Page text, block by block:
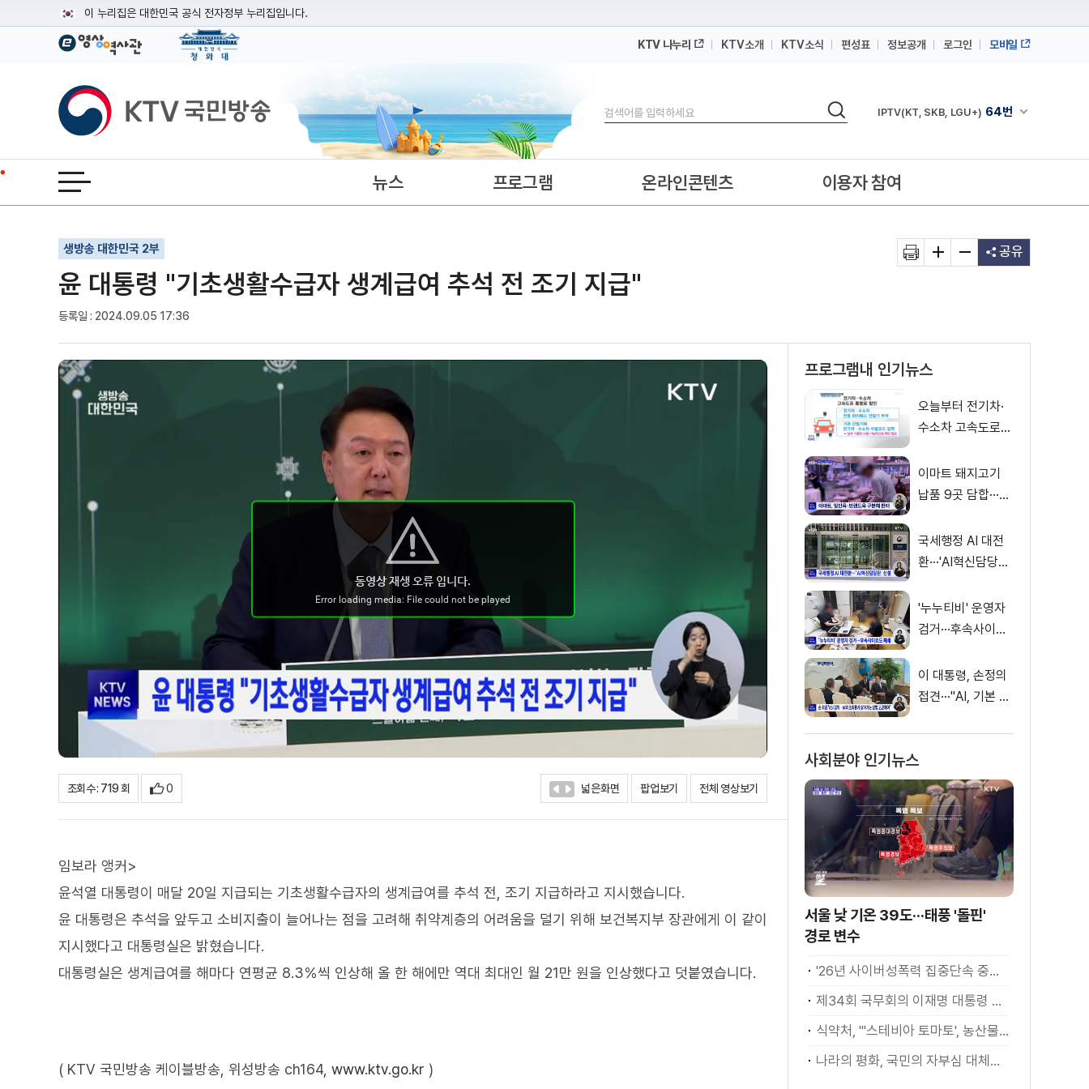
이 누리집은 대한민국 공식 전자정부 누리집입니다.
공식 누리집 주소 확인하기
이밖에 or.kr 또는 .kr등 다른 도메인 주소를 사용하고 있다면 아래 URL에서 도메인 주소를 확인해 보세요
운영중인 공식 누리집보기
KTV 나누리 KTV소개 KTV소식 편성표 정보공개 로그인 모바일
KTV국민방송
검색
검색 채널안내 펼쳐
IPTV(KT, SKB, LGU+) 64번
IPTV(KT, SKB, LGU+)
전체메뉴 열기 뉴스 프로그램 온라인콘텐츠 이용자 참여
생방송 대한민국 2부
윤 대통령 "기초생활수급자 생계급여 추석 전 조기 지급"
등록일 : 2024.09.05 17:36
기사인쇄
글자확대
글자축소 공유
조회수 : 719 회 0 넓은화면 팝업보기 전체 영상보기
임보라 앵커>
윤석열 대통령이 매달 20일 지급되는 기초생활수급자의 생계급여를 추석 전, 조기 지급하라고 지시했습니다.
윤 대통령은 추석을 앞두고 소비지출이 늘어나는 점을 고려해 취약계층의 어려움을 덜기 위해 보건복지부 장관에게 이 같이
지시했다고 대통령실은 밝혔습니다.
대통령실은 생계급여를 해마다 연평균 8.3％씩 인상해 올 한 해에만 역대 최대인 월 21만 원을 인상했다고 덧붙였습니다.
( KTV 국민방송 케이블방송, 위성방송 ch164, www.ktv.go.kr )
프로그램내 인기뉴스
오늘부터 전기차·
수소차 고속도로
이마트 돼지고기
납품 9곳 담합···과
국세행정 AI 대전
환···'AI혁신담당관'
'누누티비' 운영자
검거···후속사이트
이 대통령, 손정의
접견···"AI, 기본 인
사회분야 인기뉴스
서울 낮 기온 39도···태풍 '돌핀'
경로 변수
'26년 사이버성폭력 집중단속 중간성과 발표···향후 추진계획은?
제34회 국무회의 이재명 대통령 모두발언
식약처, "'스테비아 토마토', 농산물 아닌 가공식품"
나라의 평화, 국민의 자부심 대체불가 대한민국 이재명 대통령 모두말씀